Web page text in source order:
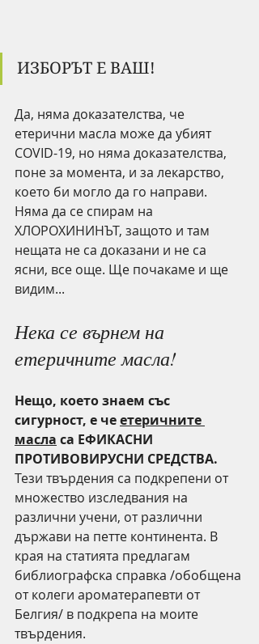
ИЗБОРЪТ Е ВАШ!
Да, няма доказателства, че
етерични масла може да убият
COVID-19, но няма доказателства,
поне за момента, и за лекарство,
което би могло да го направи.
Няма да се спирам на
ХЛОРОХИНИНЪТ, защото и там
нещата не са доказани и не са
ясни, все още. Ще почакаме и ще
видим...
Нека се върнем на
етеричните масла!
Нещо, което знаем със
сигурност, е че етеричните
масла са ЕФИКАСНИ
ПРОТИВОВИРУСНИ СРЕДСТВА.
Тези твърдения са подкрепени от
множество изследвания на
различни учени, от различни
държави на петте континента. В
края на статията предлагам
библиографска справка /обобщена
от колеги ароматерапевти от
Белгия/ в подкрепа на моите
твърдения.